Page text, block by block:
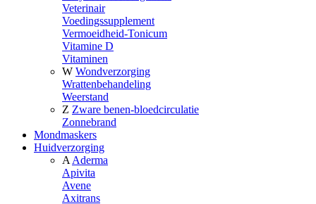
Veterinair
Voedingssupplement
Vermoeidheid-Tonicum
Vitamine D
Vitaminen
W Wondverzorging
Wrattenbehandeling
Weerstand
Z Zware benen-bloedcirculatie
Zonnebrand
Mondmaskers
Huidverzorging
A Aderma
Apivita
Avene
Axitrans